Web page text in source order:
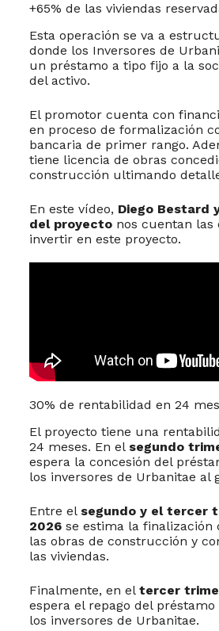
+65% de las viviendas
Esta operación se va a
donde los Inversores de
un préstamo a tipo fijo a la
del activo.
El promotor cuenta con
en proceso de formalización
bancaria de primer rango.
tiene licencia de obras
construcción ultimando
En este vídeo, Diego Bestard
del proyecto nos cuentan las
invertir en este proyecto.
30% de rentabilidad en 24
El proyecto tiene una
24 meses. En el segundo
espera la concesión del
los inversores de Urbanitae al
Entre el segundo y el tercer
2026se estima la finalización
las obras de construcción y
las viviendas.
Finalmente, en el tercer
espera el repago del
los inversores de Urbanitae.